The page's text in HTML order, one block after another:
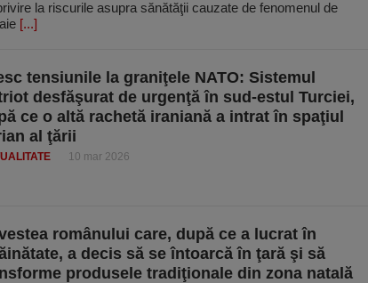
la riscurile asupra sănătăţii cauzate de fenomenul de
[...]
tensiunile la graniţele NATO: Sistemul
desfăşurat de urgenţă în sud-estul Turciei,
ce o altă rachetă iraniană a intrat în spaţiul
al ţării
10 mar 2026
românului care, după ce a lucrat în
a decis să se întoarcă în ţară şi să
produsele tradiţionale din zona natală